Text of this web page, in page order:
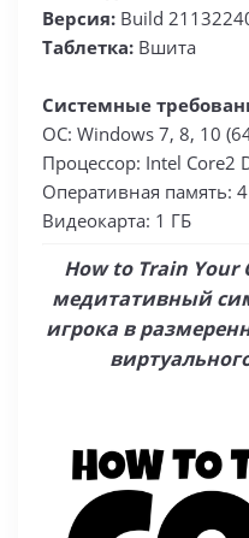
Версия: Build
Таблетка: Вшита
Системные
ОС: Windows 7, 8, 10
Процессор: Intel Core2
Оперативная память:
Видеокарта: 1 ГБ
How to Train
медитативный
игрока в